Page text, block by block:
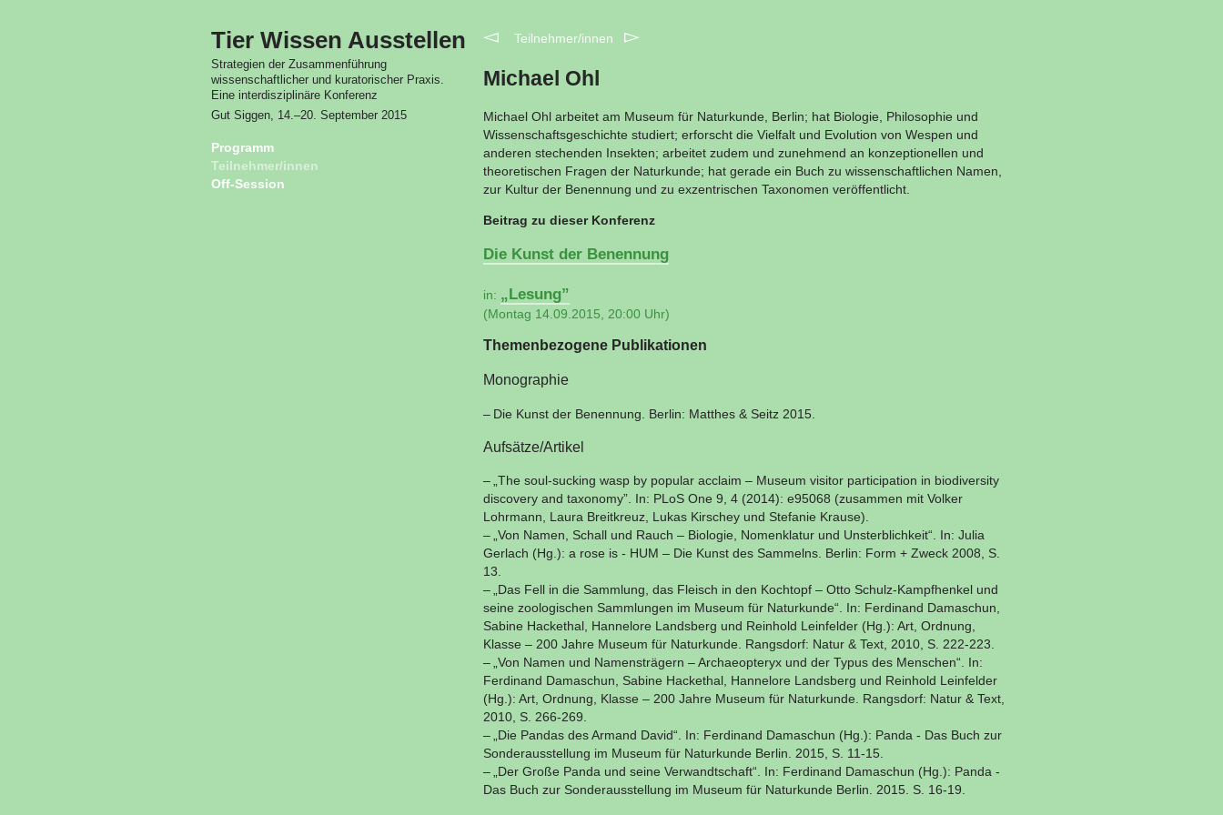
Tier Wissen Ausstellen
Strategien der Zusammenführung
wissenschaftlicher und kuratorischer Praxis.
Eine interdisziplinäre Konferenz
Gut Siggen, 14.–20. September 2015
Programm
Teilnehmer/innen
Off-Session
◅ Teilnehmer/innen ▻
Michael Ohl
Michael Ohl arbeitet am Museum für Naturkunde, Berlin; hat Biologie, Philosophie und
Wissenschaftsgeschichte studiert; erforscht die Vielfalt und Evolution von Wespen und
anderen stechenden Insekten; arbeitet zudem und zunehmend an konzeptionellen und
theoretischen Fragen der Naturkunde; hat gerade ein Buch zu wissenschaftlichen Namen,
zur Kultur der Benennung und zu exzentrischen Taxonomen veröffentlicht.
Beitrag zu dieser Konferenz
Die Kunst der Benennung
in: „Lesung”
(Montag 14.09.2015, 20:00 Uhr)
Themenbezogene Publikationen
Monographie
Die Kunst der Benennung. Berlin: Matthes & Seitz 2015.
Aufsätze/Artikel
„The soul-sucking wasp by popular acclaim – Museum visitor participation in biodiversity
discovery and taxonomy”. In: PLoS One 9, 4 (2014): e95068 (zusammen mit Volker
Lohrmann, Laura Breitkreuz, Lukas Kirschey und Stefanie Krause).
„Von Namen, Schall und Rauch – Biologie, Nomenklatur und Unsterblichkeit“. In: Julia
Gerlach (Hg.): a rose is - HUM – Die Kunst des Sammelns. Berlin: Form + Zweck 2008, S.
13.
„Das Fell in die Sammlung, das Fleisch in den Kochtopf – Otto Schulz-Kampfhenkel und
seine zoologischen Sammlungen im Museum für Naturkunde“. In: Ferdinand Damaschun,
Sabine Hackethal, Hannelore Landsberg und Reinhold Leinfelder (Hg.): Art, Ordnung,
Klasse – 200 Jahre Museum für Naturkunde. Rangsdorf: Natur & Text, 2010, S. 222-223.
„Von Namen und Namensträgern – Archaeopteryx und der Typus des Menschen“. In:
Ferdinand Damaschun, Sabine Hackethal, Hannelore Landsberg und Reinhold Leinfelder
(Hg.): Art, Ordnung, Klasse – 200 Jahre Museum für Naturkunde. Rangsdorf: Natur & Text,
2010, S. 266-269.
„Die Pandas des Armand David“. In: Ferdinand Damaschun (Hg.): Panda - Das Buch zur
Sonderausstellung im Museum für Naturkunde Berlin. 2015, S. 11-15.
„Der Große Panda und seine Verwandtschaft“. In: Ferdinand Damaschun (Hg.): Panda -
Das Buch zur Sonderausstellung im Museum für Naturkunde Berlin. 2015. S. 16-19.